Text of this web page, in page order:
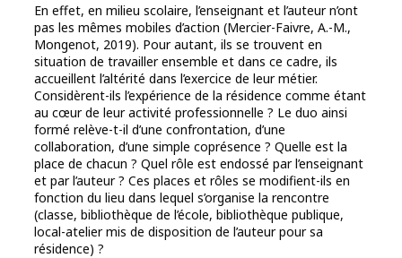
En effet, en milieu scolaire, l’enseignant et l’auteur n’ont
pas les mêmes mobiles d’action (Mercier-Faivre, A.-M.,
Mongenot, 2019). Pour autant, ils se trouvent en
situation de travailler ensemble et dans ce cadre, ils
accueillent l’altérité dans l’exercice de leur métier.
Considèrent-ils l’expérience de la résidence comme étant
au cœur de leur activité professionnelle ? Le duo ainsi
formé relève-t-il d’une confrontation, d’une
collaboration, d’une simple coprésence ? Quelle est la
place de chacun ? Quel rôle est endossé par l’enseignant
et par l’auteur ? Ces places et rôles se modifient-ils en
fonction du lieu dans lequel s’organise la rencontre
(classe, bibliothèque de l’école, bibliothèque publique,
local-atelier mis de disposition de l’auteur pour sa
résidence) ?